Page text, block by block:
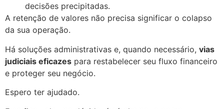
decisões precipitadas.
A retenção de valores não precisa significar o colapso
da sua operação.
Há soluções administrativas e, quando necessário, vias
judiciais eficazes para restabelecer seu fluxo financeiro
e proteger seu negócio.
Espero ter ajudado.